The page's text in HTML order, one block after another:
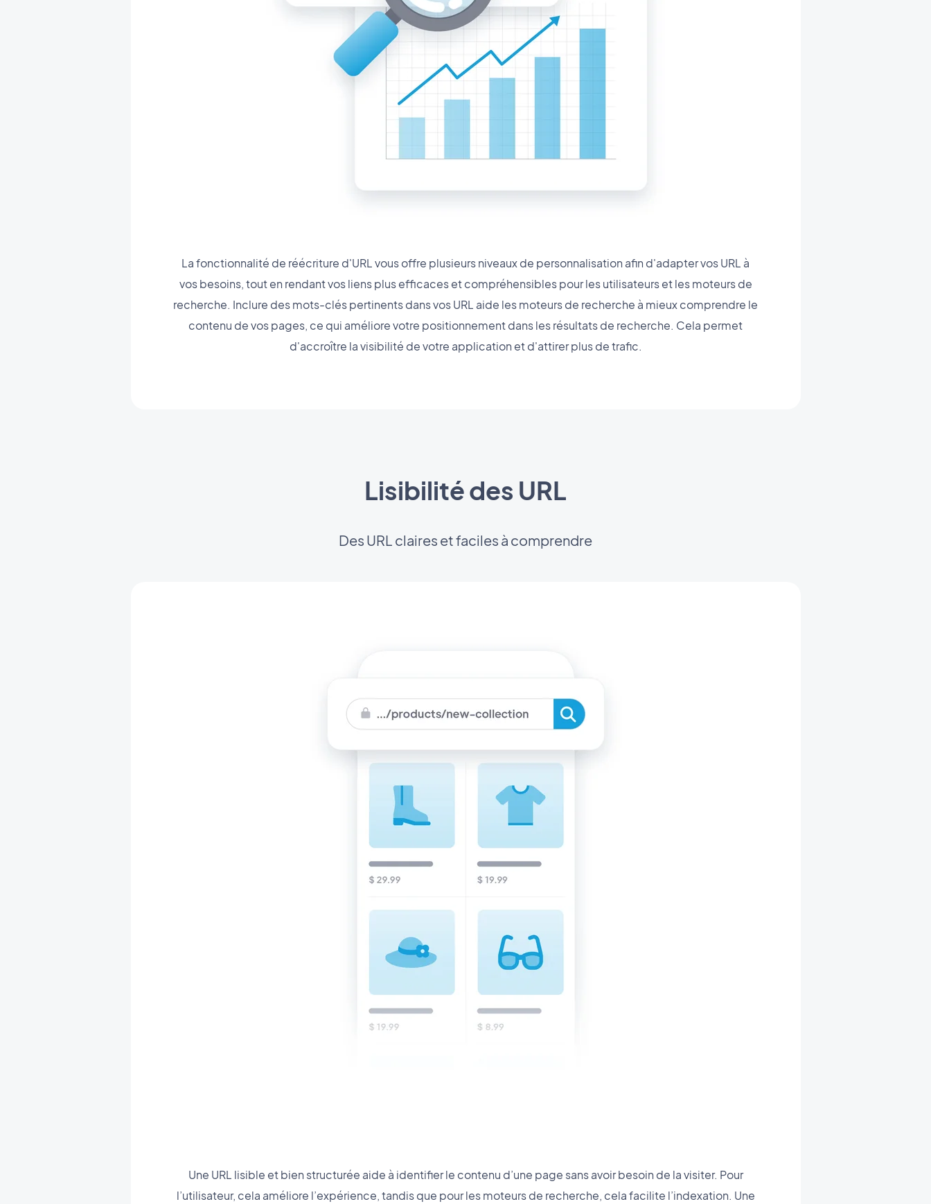
La fonctionnalité de réécriture d'URL vous offre plusieurs niveaux de personnalisation afin d'adapter vos URL à
vos besoins, tout en rendant vos liens plus efficaces et compréhensibles pour les utilisateurs et les moteurs de
recherche. Inclure des mots-clés pertinents dans vos URL aide les moteurs de recherche à mieux comprendre le
contenu de vos pages, ce qui améliore votre positionnement dans les résultats de recherche. Cela permet
d'accroître la visibilité de votre application et d'attirer plus de trafic.
Lisibilité des URL
Des URL claires et faciles à comprendre
Une URL lisible et bien structurée aide à identifier le contenu d’une page sans avoir besoin de la visiter. Pour
l’utilisateur, cela améliore l’expérience, tandis que pour les moteurs de recherche, cela facilite l’indexation. Une